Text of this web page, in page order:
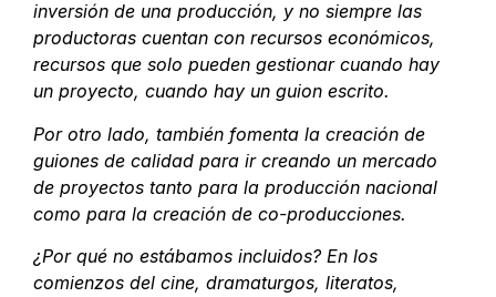
inversión de una producción, y no siempre las
productoras cuentan con recursos económicos,
recursos que solo pueden gestionar cuando hay
un proyecto, cuando hay un guion escrito.
Por otro lado, también fomenta la creación de
guiones de calidad para ir creando un mercado
de proyectos tanto para la producción nacional
como para la creación de co-producciones.
¿Por qué no estábamos incluidos? En los
comienzos del cine, dramaturgos, literatos,